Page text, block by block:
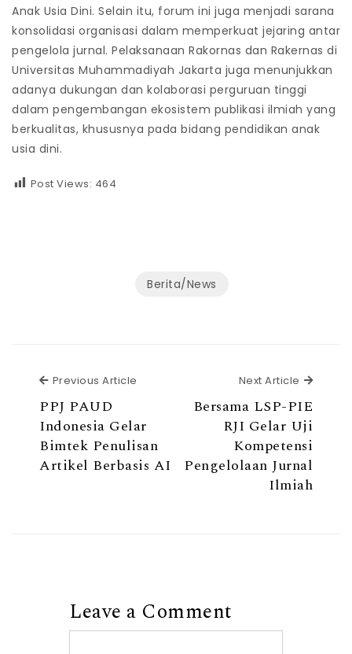
Anak Usia Dini. Selain itu, forum ini juga menjadi sarana
konsolidasi organisasi dalam memperkuat jejaring antar
pengelola jurnal. Pelaksanaan Rakornas dan Rakernas di
Universitas Muhammadiyah Jakarta juga menunjukkan
adanya dukungan dan kolaborasi perguruan tinggi
dalam pengembangan ekosistem publikasi ilmiah yang
berkualitas, khususnya pada bidang pendidikan anak
usia dini.
Post Views: 464
Berita/News
Previous Article
PPJ PAUD
Indonesia Gelar
Bimtek Penulisan
Artikel Berbasis AI
Next Article Next
Bersama LSP-PIE
RJI Gelar Uji
Kompetensi
Pengelolaan Jurnal
Ilmiah
Leave a Comment